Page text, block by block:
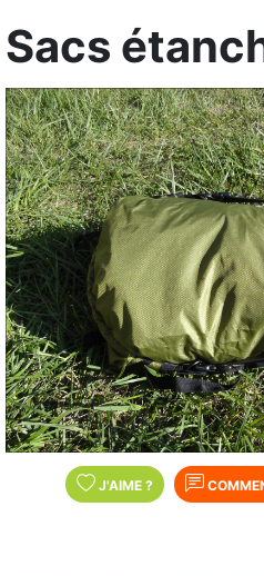
Sacs
J'AIME ?